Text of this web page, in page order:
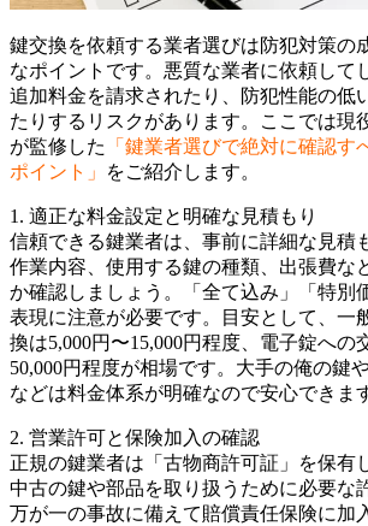
鍵交換を依頼する業者選びは防犯対策の
なポイントです。悪質な業者に依頼して
追加料金を請求されたり、防犯性能の低
たりするリスクがあります。ここでは現
が監修した
「鍵業者選びで絶対に確認す
ポイント」
をご紹介します。
1. 適正な料金設定と明確な見積もり
信頼できる鍵業者は、事前に詳細な見積
作業内容、使用する鍵の種類、出張費な
か確認しましょう。「全て込み」「特別
表現に注意が必要です。目安として、一
換は5,000円〜15,000円程度、電子錠への
50,000円程度が相場です。大手の俺の鍵
などは料金体系が明確なので安心できま
2. 営業許可と保険加入の確認
正規の鍵業者は「古物商許可証」を保有
中古の鍵や部品を取り扱うために必要な
万が一の事故に備えて賠償責任保険に加